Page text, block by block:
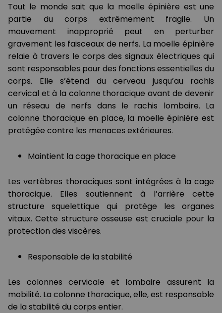
Tout le monde sait que la moelle épinière est une
partie du corps extrêmement fragile. Un
mouvement inapproprié peut en perturber
gravement les faisceaux de nerfs. La moelle épinière
relaie à travers le corps des signaux électriques qui
sont responsables pour des fonctions essentielles du
corps. Elle s’étend du cerveau jusqu’au rachis
cervical et à la colonne thoracique avant de devenir
un réseau de nerfs dans le rachis lombaire. La
colonne thoracique en place, la moelle épinière est
protégée contre les menaces extérieures.
Maintient la cage thoracique en place
Les vertèbres thoraciques sont intégrées à la cage
thoracique. Elles soutiennent à l’arrière cette
structure squelettique qui protège les organes
vitaux. Cette structure osseuse est cruciale pour la
protection des viscères.
Responsable de la stabilité
Les colonnes cervicale et lombaire assurent la
mobilité. La colonne thoracique, elle, est responsable
de la stabilité du corps entier.